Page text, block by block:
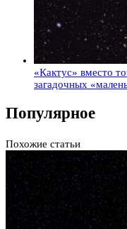
«Кактус» вместо
загадочных
Популярное
Похожие статьи